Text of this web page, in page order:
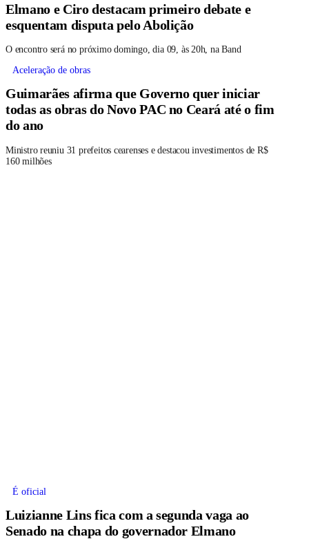
Elmano e Ciro destacam primeiro debate e
esquentam disputa pelo Abolição
O encontro será no próximo domingo, dia 09, às 20h, na Band
Aceleração de obras
Guimarães afirma que Governo quer iniciar
todas as obras do Novo PAC no Ceará até o fim
do ano
Ministro reuniu 31 prefeitos cearenses e destacou investimentos de R$
160 milhões
É oficial
Luizianne Lins fica com a segunda vaga ao
Senado na chapa do governador Elmano